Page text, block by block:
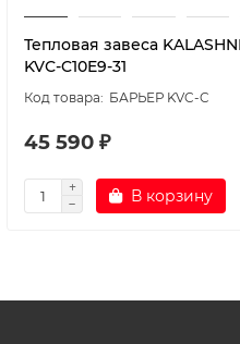
Тепловая завеса
KVС-C10E9-31
БАРЬЕР KVC-C
45 590 ₽
В корзину